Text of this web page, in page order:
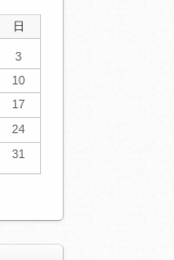
日
3
10
17
24
31